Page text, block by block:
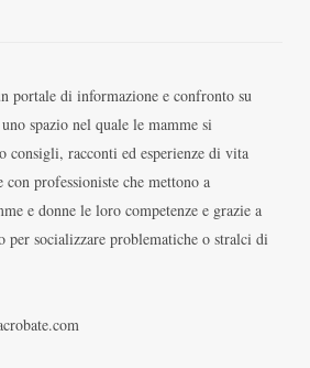
portale di informazione e confronto su
spazio nel quale le mamme si
consigli, racconti ed esperienze di vita
professioniste che mettono a
e donne le loro competenze e grazie a
per socializzare problematiche o stralci di